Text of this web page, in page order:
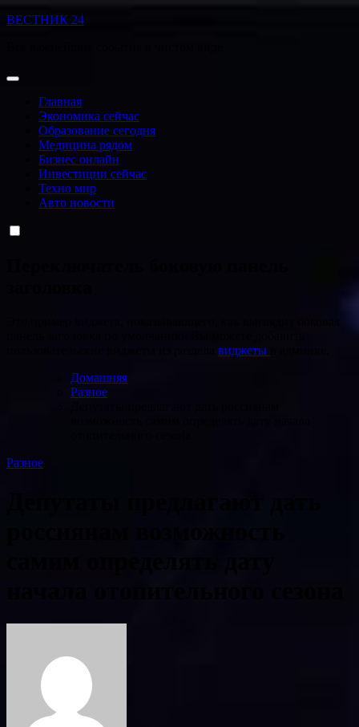
Перейти
ВЕСТНИК 24
Главная
Экономика сейчас
Образование сегодня
Медицина рядом
Бизнес онлайн
Инвестиции сейчас
Техно мир
Авто новости
виджеты
Домашняя
Разное
Разное